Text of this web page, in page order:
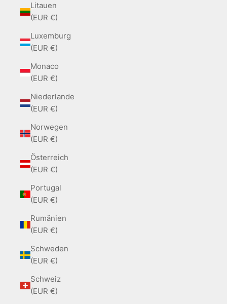
Litauen
(EUR €)
Luxemburg
(EUR €)
Monaco
(EUR €)
Niederlande
(EUR €)
Norwegen
(EUR €)
Österreich
(EUR €)
Portugal
(EUR €)
Rumänien
(EUR €)
Schweden
(EUR €)
Schweiz
(EUR €)